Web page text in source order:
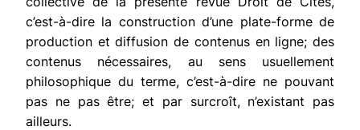
c’est-à-dire la construction d’une plate-forme de
production et diffusion de contenus en ligne; des
contenus nécessaires, au sens usuellement
philosophique du terme, c’est-à-dire ne pouvant
pas ne pas être; et par surcroît, n’existant pas
ailleurs.